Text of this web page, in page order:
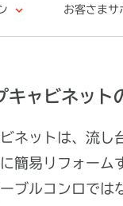
お客さまサ
キャビネット
ネットは、流し
簡易リフォーム
ブルコンロでは